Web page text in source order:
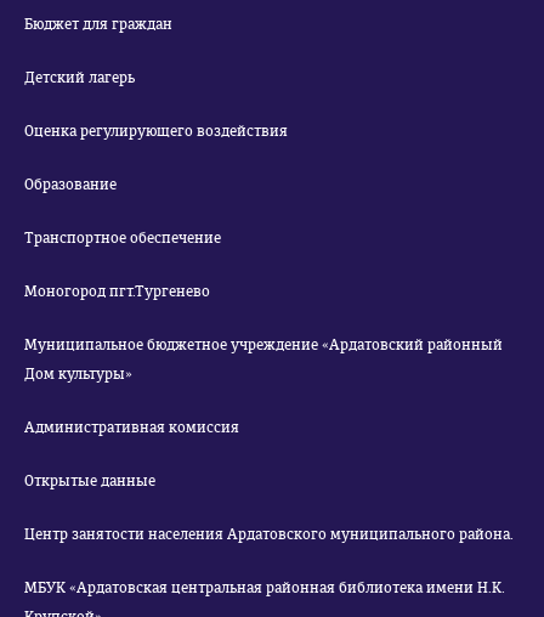
Бюджет для граждан
Детский лагерь
Оценка регулирующего воздействия
Образование
Транспортное обеспечение
Моногород пгт.Тургенево
Муниципальное бюджетное учреждение «Ардатовский районный
Дом культуры»
Административная комиссия
Открытые данные
Центр занятости населения Ардатовского муниципального района.
МБУК «Ардатовская центральная районная библиотека имени Н.К.